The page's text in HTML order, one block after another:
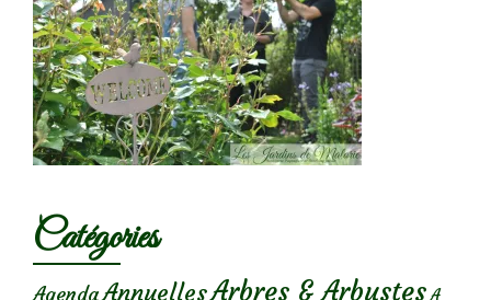
Catégories
AgendaAnnuellesArbres & Arbustes A